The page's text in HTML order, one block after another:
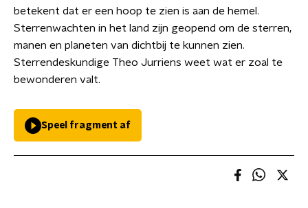
betekent dat er een hoop te zien is aan de hemel.
Sterrenwachten in het land zijn geopend om de sterren,
manen en planeten van dichtbij te kunnen zien.
Sterrendeskundige Theo Jurriens weet wat er zoal te
bewonderen valt.
Speel fragment af